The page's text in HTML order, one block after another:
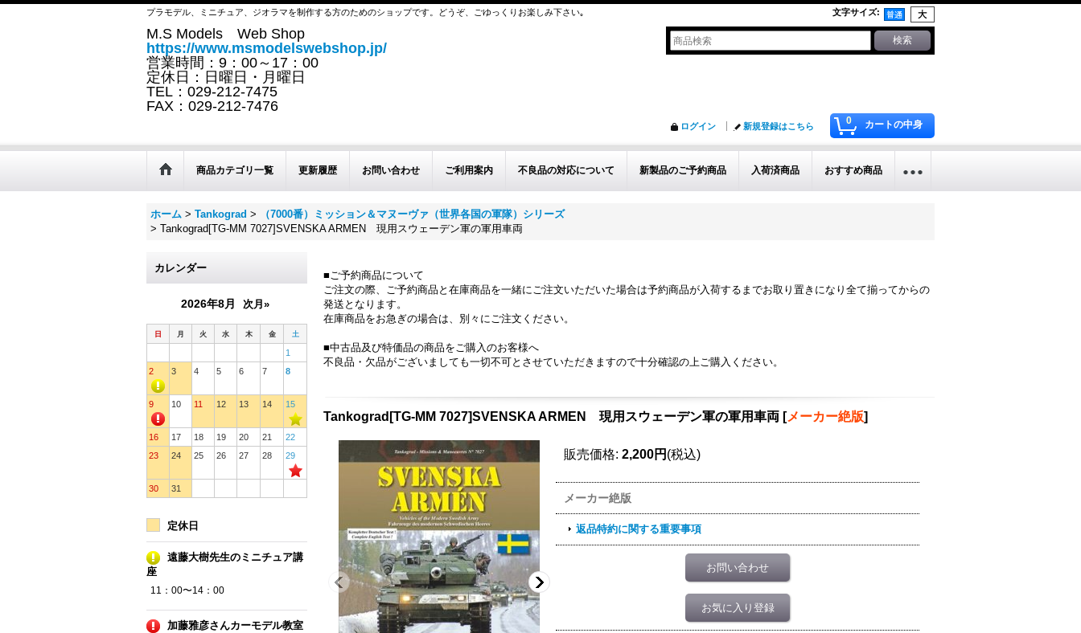
プラモデル、ミニチュア、ジオラマを制作する方のためのショップです。どうぞ、ごゆっくりお楽しみ下さい｡ 文字サイズ:
M.S Models Web Shop
https://www.msmodelswebshop.jp/
営業時間：9：00～17：00
定休日：日曜日・月曜日
TEL：029-212-7475
FAX：029-212-7476
0 カートの中身
ログイン 新規登録はこちら
商品カテゴリ一覧 更新履歴 お問い合わせ ご利用案内 不良品の対応について 新製品のご予約商品 入荷済商品 おすすめ商品
ホーム > Tankograd >
（7000番）ミッション＆マヌーヴァ（世界各国の軍隊）シリーズ
> Tankograd[TG-MM 7027]SVENSKA ARMEN 現用スウェーデン軍の軍用車両
カレンダー
2026年8月 次月»
日 月 火 水 木 金 土
1
2
3 4 5 6 7 8
9 10 11 12 13 14 15
16 17 18 19 20 21
22
23
24 25 26 27 28 29
30 31
定休日
遠藤大樹先生のミニチュア講
座
11：00〜14：00
加藤雅彦さんカーモデル教室
■ご予約商品について
ご注文の際、ご予約商品と在庫商品を一緒にご注文いただいた場合は予約商品が入荷するまでお取り置きになり全て揃ってからの
発送となります。
在庫商品をお急ぎの場合は、別々にご注文ください。
■中古品及び特価品の商品をご購入のお客様へ
不良品・欠品がございましても一切不可とさせていただきますので十分確認の上ご購入ください。
Tankograd[TG-MM 7027]SVENSKA ARMEN 現用スウェーデン軍の軍用車両 [メーカー絶版]
販売価格: 2,200円 (税込)
メーカー絶版
返品特約に関する重要事項
お問い合わせ
お気に入り登録